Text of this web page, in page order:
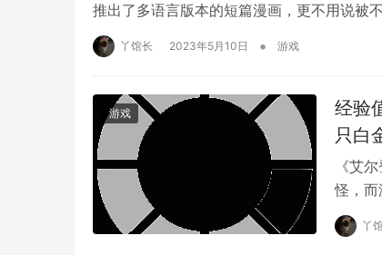
推出了多语言版本的短篇漫画，更不用说被
丫馆长 2023年5月10日 • 游戏
游戏
经验
只白
《艾
怪，
方
丫